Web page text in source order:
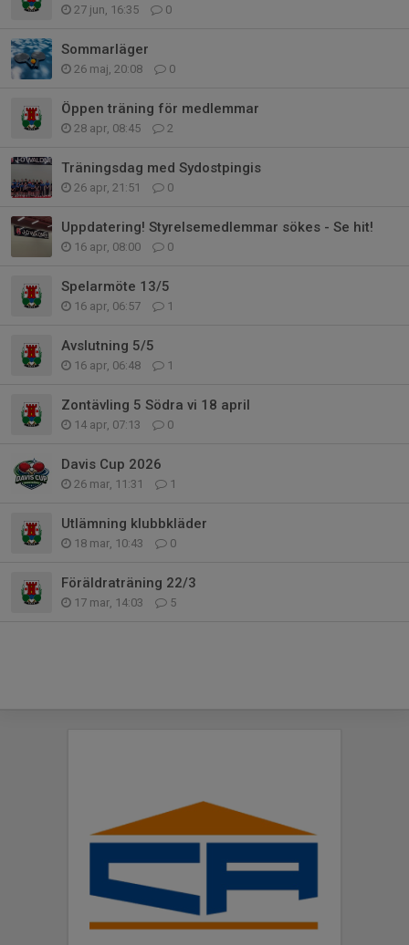
27 jun, 16:35 0
Sommarläger
26 maj, 20:08 0
Öppen träning för medlemmar
28 apr, 08:45 2
Träningsdag med Sydostpingis
26 apr, 21:51 0
Uppdatering! Styrelsemedlemmar sökes - Se hit!
16 apr, 08:00 0
Spelarmöte 13/5
16 apr, 06:57 1
Avslutning 5/5
16 apr, 06:48 1
Zontävling 5 Södra vi 18 april
14 apr, 07:13 0
Davis Cup 2026
26 mar, 11:31 1
Utlämning klubbkläder
18 mar, 10:43 0
Föräldraträning 22/3
17 mar, 14:03 5